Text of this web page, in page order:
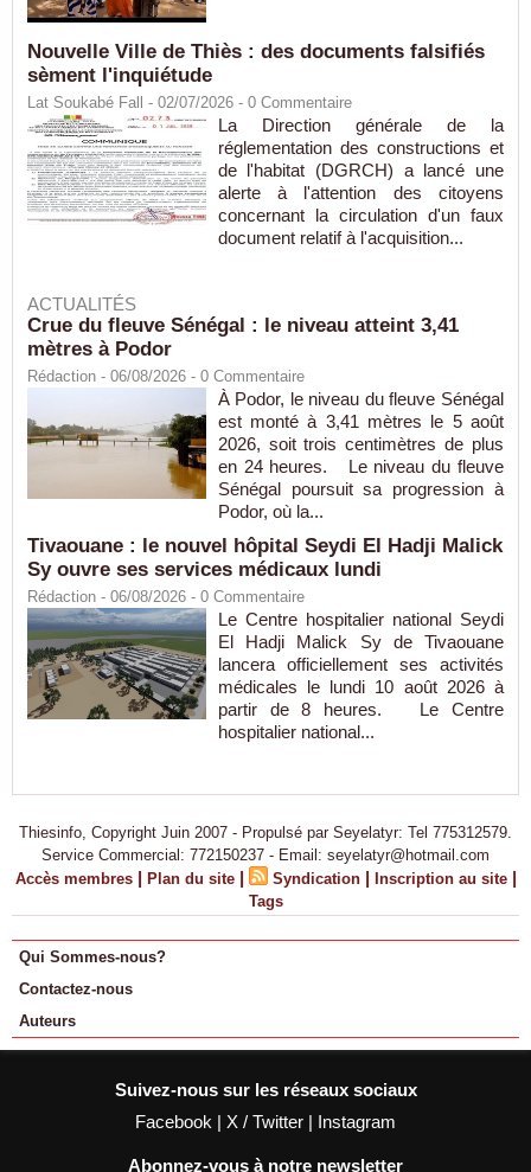
Nouvelle Ville de Thiès : des documents falsifiés
sèment l'inquiétude
Lat Soukabé Fall - 02/07/2026 - 0 Commentaire
La Direction générale de la
réglementation des constructions et
de l'habitat (DGRCH) a lancé une
alerte à l'attention des citoyens
concernant la circulation d'un faux
document relatif à l'acquisition...
ACTUALITÉS
Crue du fleuve Sénégal : le niveau atteint 3,41
mètres à Podor
Rédaction - 06/08/2026 - 0 Commentaire
À Podor, le niveau du fleuve Sénégal
est monté à 3,41 mètres le 5 août
2026, soit trois centimètres de plus
en 24 heures. Le niveau du fleuve
Sénégal poursuit sa progression à
Podor, où la...
Tivaouane : le nouvel hôpital Seydi El Hadji Malick
Sy ouvre ses services médicaux lundi
Rédaction - 06/08/2026 - 0 Commentaire
Le Centre hospitalier national Seydi
El Hadji Malick Sy de Tivaouane
lancera officiellement ses activités
médicales le lundi 10 août 2026 à
partir de 8 heures. Le Centre
hospitalier national...
Thiesinfo, Copyright Juin 2007 - Propulsé par Seyelatyr: Tel 775312579.
Service Commercial: 772150237 - Email: seyelatyr@hotmail.com
Accès membres | Plan du site | Syndication | Inscription au site |
Tags
Qui Sommes-nous?
Contactez-nous
Auteurs
Suivez-nous sur les réseaux sociaux
Facebook | X / Twitter | Instagram
Abonnez-vous à notre newsletter